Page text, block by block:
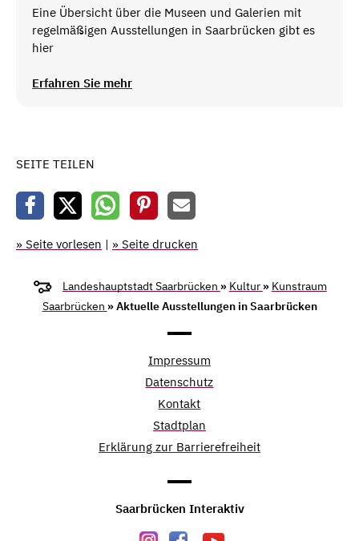
Eine Übersicht über die Museen und Galerien mit
regelmäßigen Ausstellungen in Saarbrücken gibt es
hier
Erfahren Sie mehr
SEITE TEILEN
» Seite vorlesen | » Seite drucken
Landeshauptstadt Saarbrücken » Kultur » Kunstraum
Saarbrücken » Aktuelle Ausstellungen in Saarbrücken
Impressum
Datenschutz
Kontakt
Stadtplan
Erklärung zur Barrierefreiheit
Saarbrücken Interaktiv